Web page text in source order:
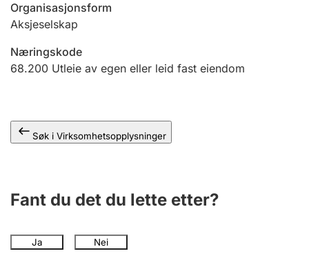
Ektepaktveileder
Offentlig sektor
Organisasjonsform
Aksjeselskap
Næringskode
68.200 Utleie av egen eller leid fast eiendom
Søk i Virksomhetsopplysninger
Fant du det du lette etter?
Ja Nei